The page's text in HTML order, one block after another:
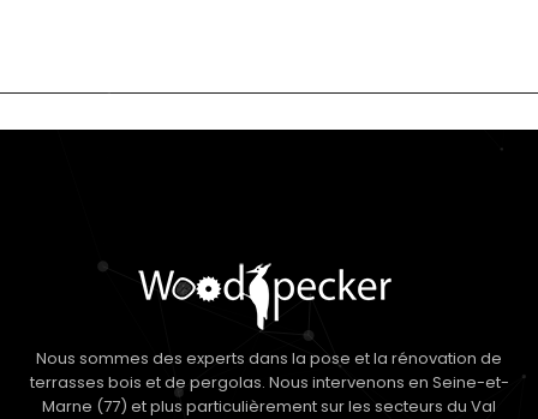
Nous sommes des experts dans la pose et la rénovation de
terrasses bois et de pergolas. Nous intervenons en Seine-et-
Marne (77) et plus particulièrement sur les secteurs du Val